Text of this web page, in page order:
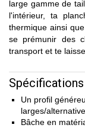
large gamme de
l'intérieur, ta
thermique ainsi
se prémunir des
transport et te
Spécifications
Un profil
larges/
Bâche en